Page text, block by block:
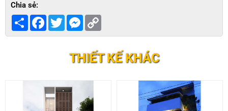
Chia sẻ:
Share Facebook
TwitterMessenger
THIẾT KẾ KHÁC